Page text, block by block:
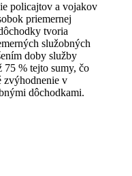
policajtov a vojakov
priemernej
tvoria
služobných
doby služby
75 % tejto sumy, čo
zvýhodnenie v
dôchodkami.